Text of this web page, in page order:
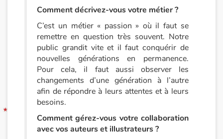
Contes d'ici et d'ailleurs
Autour de la lecture
Apprendre à lire
Livre audio
Activités et ateliers
Comment décrivez-vous votre métier ?
C’est un métier « passion » où il faut se
remettre en question très souvent. Notre
public grandit vite et il faut conquérir de
nouvelles générations en permanence.
Pour cela, il faut aussi observer les
changements d’une génération à l’autre
afin de répondre à leurs attentes et à leurs
besoins.
Comment gérez-vous votre collaboration
avec vos auteurs et illustrateurs ?